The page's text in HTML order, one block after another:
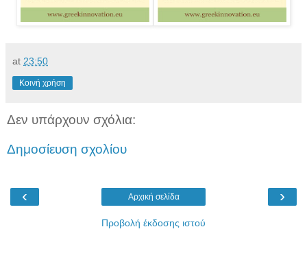
at 23:50
Κοινή χρήση
Δεν υπάρχουν σχόλια:
Δημοσίευση σχολίου
‹ ›
Αρχική σελίδα
Προβολή έκδοσης ιστού